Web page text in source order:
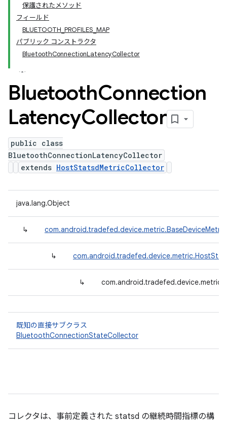
保護されたメソッド
フィールド
BLUETOOTH_PROFILES_MAP
パブリック コンストラクタ
BluetoothConnectionLatencyCollector
BluetoothConnection
LatencyCollector
public class
BluetoothConnectionLatencyCollector
extends HostStatsdMetricCollector
java.lang.Object
↳
↳
↳
既知の直接サブクラス
BluetoothConnectionStateCollector
コレクタは、事前定義された statsd の継続時間指標の構